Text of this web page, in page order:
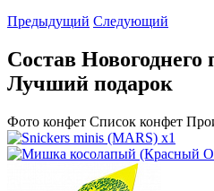
Предыдущий Следующий
Состав
Лучший подарок
Фото конфет Список конфет
x1